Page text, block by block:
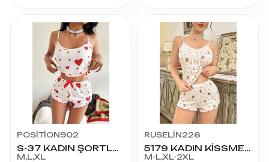
POSİTİON902
S-37 KADIN ŞORTLU TAKIM
M,L,XL
RUSELİN228
5179 KADIN KİSSME ŞORT
M-L,XL-2XL